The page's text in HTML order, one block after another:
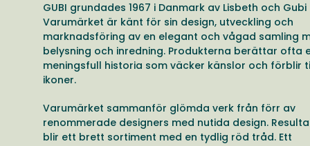
GUBI grundades 1967 i Danmark av Lisbeth och Gubi
Varumärket är känt för sin design, utveckling och
marknadsföring av en elegant och vågad samling
belysning och inredning. Produkterna berättar ofta
meningsfull historia som väcker känslor och förblir
ikoner.
Varumärket sammanför glömda verk från förr av
renommerade designers med nutida design.
blir ett brett sortiment med en tydlig röd tråd. Ett